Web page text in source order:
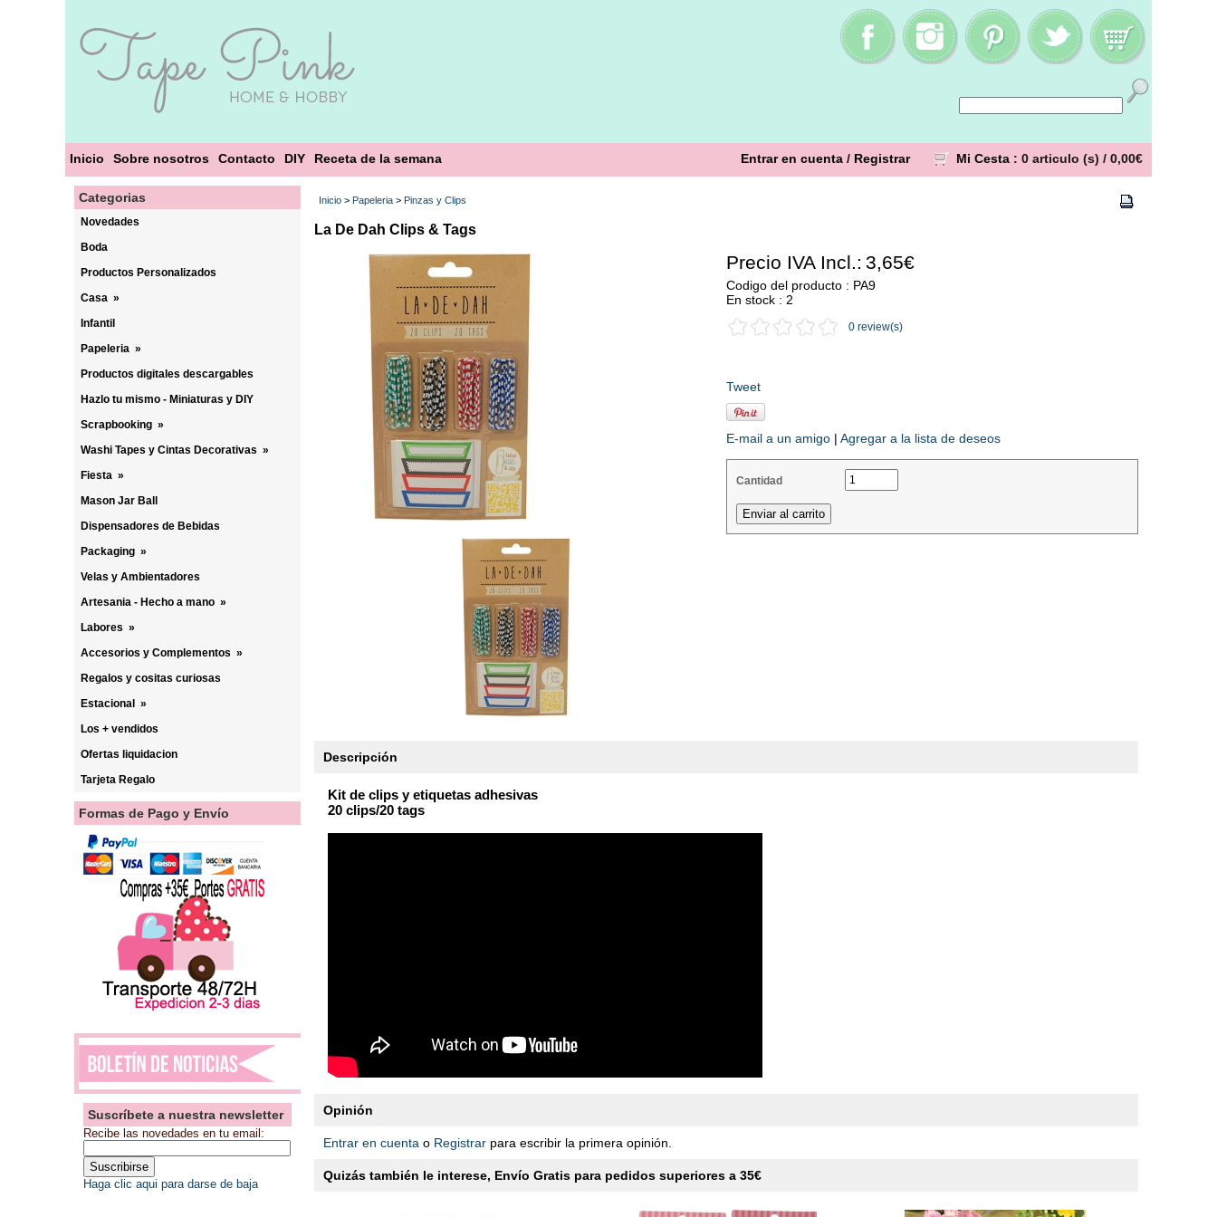
Inicio Sobre nosotros Contacto DIY Receta de la semana Entrar en cuenta / Registrar Mi Cesta : 0 articulo (s) / 0,00€
Categorias
Novedades
Boda
Productos Personalizados
Casa »
Infantil
Papeleria »
Productos digitales descargables
Hazlo tu mismo - Miniaturas y DIY
Scrapbooking »
Washi Tapes y Cintas Decorativas »
Fiesta »
Mason Jar Ball
Dispensadores de Bebidas
Packaging »
Velas y Ambientadores
Artesania - Hecho a mano »
Labores »
Accesorios y Complementos »
Regalos y cositas curiosas
Estacional
»
Los + vendidos
Ofertas liquidacion
Tarjeta Regalo
Formas de Pago y Envío
Suscríbete a nuestra newsletter
Recibe las novedades en tu email:
Haga clic aqui para darse de baja
Inicio > Papeleria > Pinzas y Clips
La De Dah Clips & Tags
Precio IVA Incl.: 3,65€
Codigo del producto : PA9
En stock : 2
0 review(s)
Tweet
E-mail a un amigo | Agregar a la lista de deseos
Cantidad
Descripción
Kit de clips y etiquetas adhesivas
20 clips/20 tags
Opinión
Entrar en cuenta o Registrar para escribir la primera opinión.
Quizás también le interese, Envío Gratis para pedidos superiores a 35€